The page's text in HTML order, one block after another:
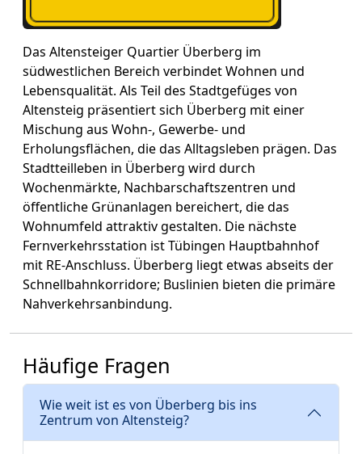
Das Altensteiger Quartier Überberg im
südwestlichen Bereich verbindet Wohnen und
Lebensqualität. Als Teil des Stadtgefüges von
Altensteig präsentiert sich Überberg mit einer
Mischung aus Wohn-, Gewerbe- und
Erholungsflächen, die das Alltagsleben prägen. Das
Stadtteilleben in Überberg wird durch
Wochenmärkte, Nachbarschaftszentren und
öffentliche Grünanlagen bereichert, die das
Wohnumfeld attraktiv gestalten. Die nächste
Fernverkehrsstation ist Tübingen Hauptbahnhof
mit RE-Anschluss. Überberg liegt etwas abseits der
Schnellbahnkorridore; Buslinien bieten die primäre
Nahverkehrsanbindung.
Häufige Fragen
Wie weit ist es von Überberg bis ins
Zentrum von Altensteig?